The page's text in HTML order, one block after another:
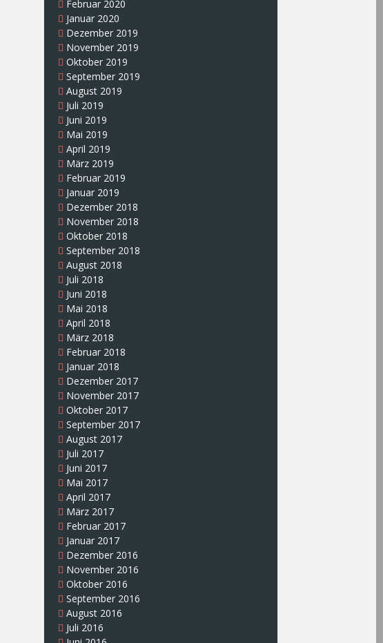
Februar 2020
Januar 2020
Dezember 2019
November 2019
Oktober 2019
September 2019
August 2019
Juli 2019
Juni 2019
Mai 2019
April 2019
März 2019
Februar 2019
Januar 2019
Dezember 2018
November 2018
Oktober 2018
September 2018
August 2018
Juli 2018
Juni 2018
Mai 2018
April 2018
März 2018
Februar 2018
Januar 2018
Dezember 2017
November 2017
Oktober 2017
September 2017
August 2017
Juli 2017
Juni 2017
Mai 2017
April 2017
März 2017
Februar 2017
Januar 2017
Dezember 2016
November 2016
Oktober 2016
September 2016
August 2016
Juli 2016